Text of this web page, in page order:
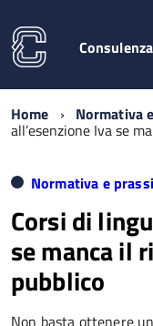
Home Normativa
all’esenzione Iva se
Normativa e prassi
Corsi di
se manca il
pubblico
Non basta ottenere